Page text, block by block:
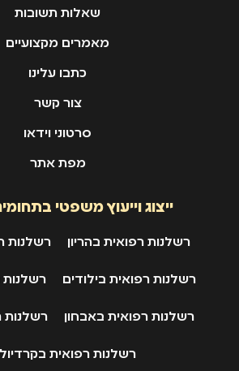
שאלות תשובות
מאמרים מקצועיים
כתבו עלינו
צור קשר
סרטוני וידאו
מפת אתר
ייצוג וייעוץ משפטי
רשלנות רפואית בהריון רשלנות
רשלנות רפואית בילודים רשלנות
רשלנות רפואית באבחון רשלנות
רשלנות רפואית